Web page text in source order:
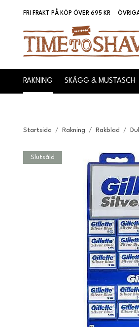
FRI FRAKT PÅ KÖP ÖVER 695 KR
RAKNING SKÄGG & MUSTASCH
Startsida / Rakning / Rakblad /
Slutsåld